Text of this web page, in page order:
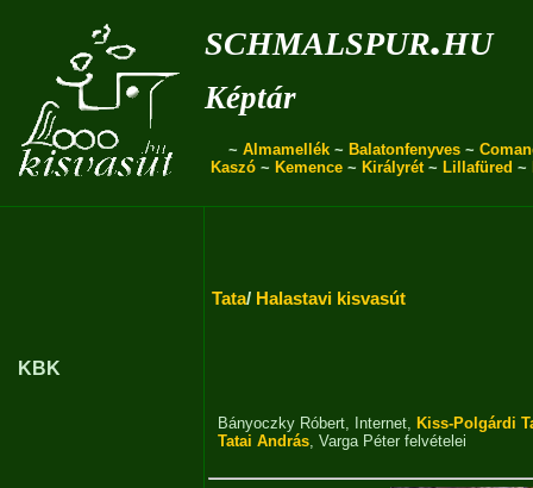
schmalspur.hu
Képtár
~ Almamellék ~ Balatonfenyves ~
Kaszó~ Kemence~ Királyrét~ Lillafüred ~
KBK
Tata/ Halastavi kisvasút
Bányoczky Róbert, Internet, Kiss-Polgárdi
Tatai András, Varga Péter felvételei